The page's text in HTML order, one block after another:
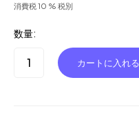
消費税 10 % 税別
数量: